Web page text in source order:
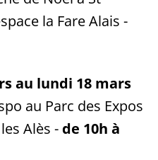
la Fare Alais -
au lundi 18 mars
au Parc des Expos
Alès - de 10h à